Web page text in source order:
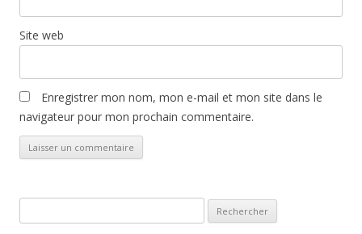
Site web
Enregistrer mon nom, mon e-mail et mon site dans le
navigateur pour mon prochain commentaire.